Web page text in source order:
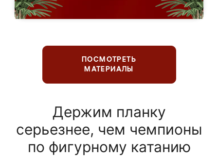
ПОСМОТРЕТЬ
МАТЕРИАЛЫ
Держим планку
серьезнее, чем чемпионы
по фигурному катанию